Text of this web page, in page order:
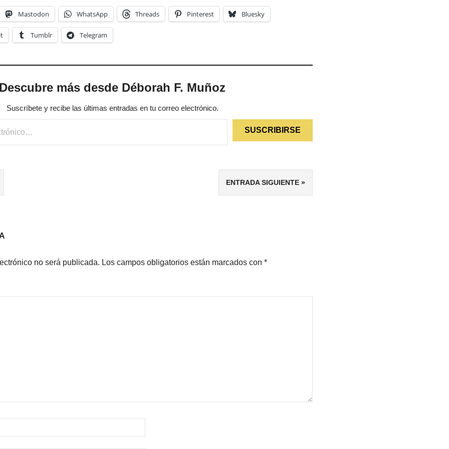
Mastodon WhatsApp Threads Pinterest Bluesky
Tumblr Telegram
Descubre más desde Déborah F. Muñoz
Suscríbete y recibe las últimas entradas en tu correo electrónico.
SUSCRIBIRSE
ENTRADA SIGUIENTE
no será publicada. Los campos obligatorios están marcados con *